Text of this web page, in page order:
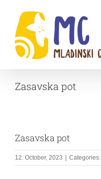
content
Zasavska pot
Zasavska pot
12. October, 2023 Categories: